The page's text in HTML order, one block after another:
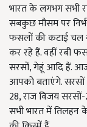
भारत के लगभग सभी
सबकुछ मौसम पर
फसलों की कटाई चल
कर रहे हैं. वहीं रबी
सरसों, गेहूं आदि हैं.
आपको बताएंगे. सरसों
28, राज विजय
सभी भारत में तिलहन